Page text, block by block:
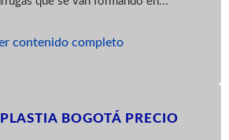
contenido completo
BOGOTÁ PRECIO